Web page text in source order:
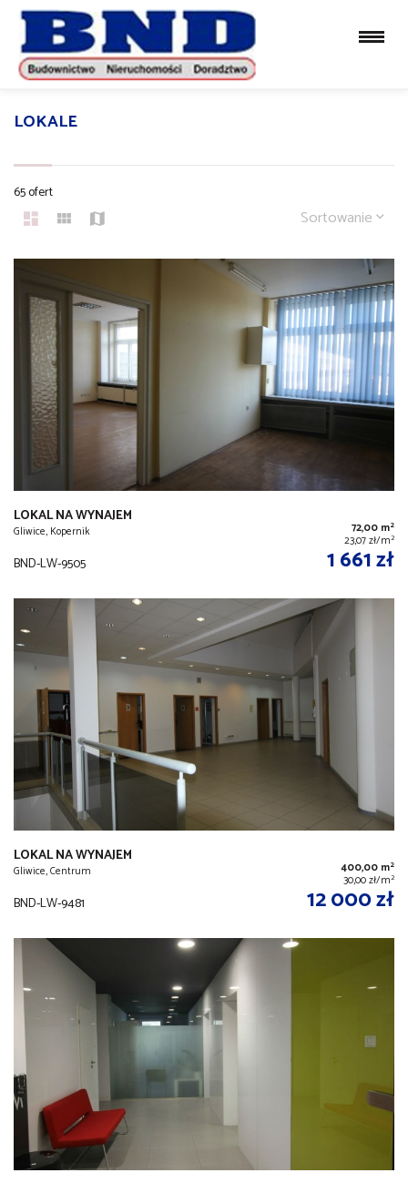
LOKALE
65 ofert
Sortowanie
LOKAL NA WYNAJEM
Gliwice, Kopernik 72,00 m2
23,07 zł/m2
BND-LW-9505 1 661 zł
LOKAL NA WYNAJEM
Gliwice, Centrum 400,00 m2
30,00 zł/m2
BND-LW-9481 12 000 zł